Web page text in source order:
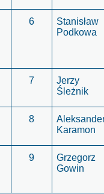
6
Stanisław
Podkowa
7
Jerzy
Śleżnik
8
Karamon
9
Grzegorz
Gowin